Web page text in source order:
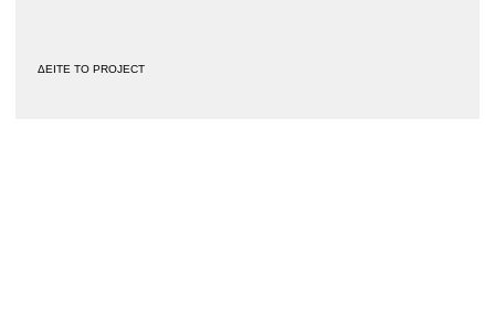
ΔΕΙΤΕ ΤΟ PROJECT